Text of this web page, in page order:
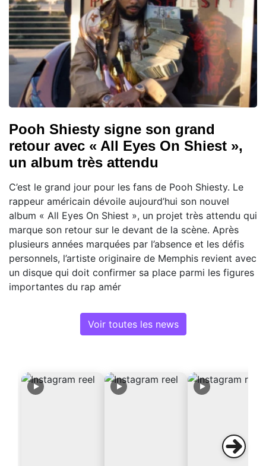
Pooh Shiesty signe son grand
retour avec « All Eyes On Shiest »,
un album très attendu
C’est le grand jour pour les fans de Pooh Shiesty. Le
rappeur américain dévoile aujourd’hui son nouvel
album « All Eyes On Shiest », un projet très attendu qui
marque son retour sur le devant de la scène. Après
plusieurs années marquées par l’absence et les défis
personnels, l’artiste originaire de Memphis revient avec
un disque qui doit confirmer sa place parmi les figures
importantes du rap amér
Voir toutes les news